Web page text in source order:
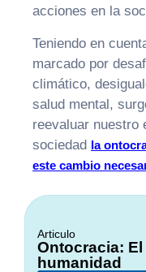
acciones en la
Teniendo en
marcado por
climático,
salud mental,
reevaluar nuestro
sociedad la
este cambio
Articulo
Ontocracia:
humanidad